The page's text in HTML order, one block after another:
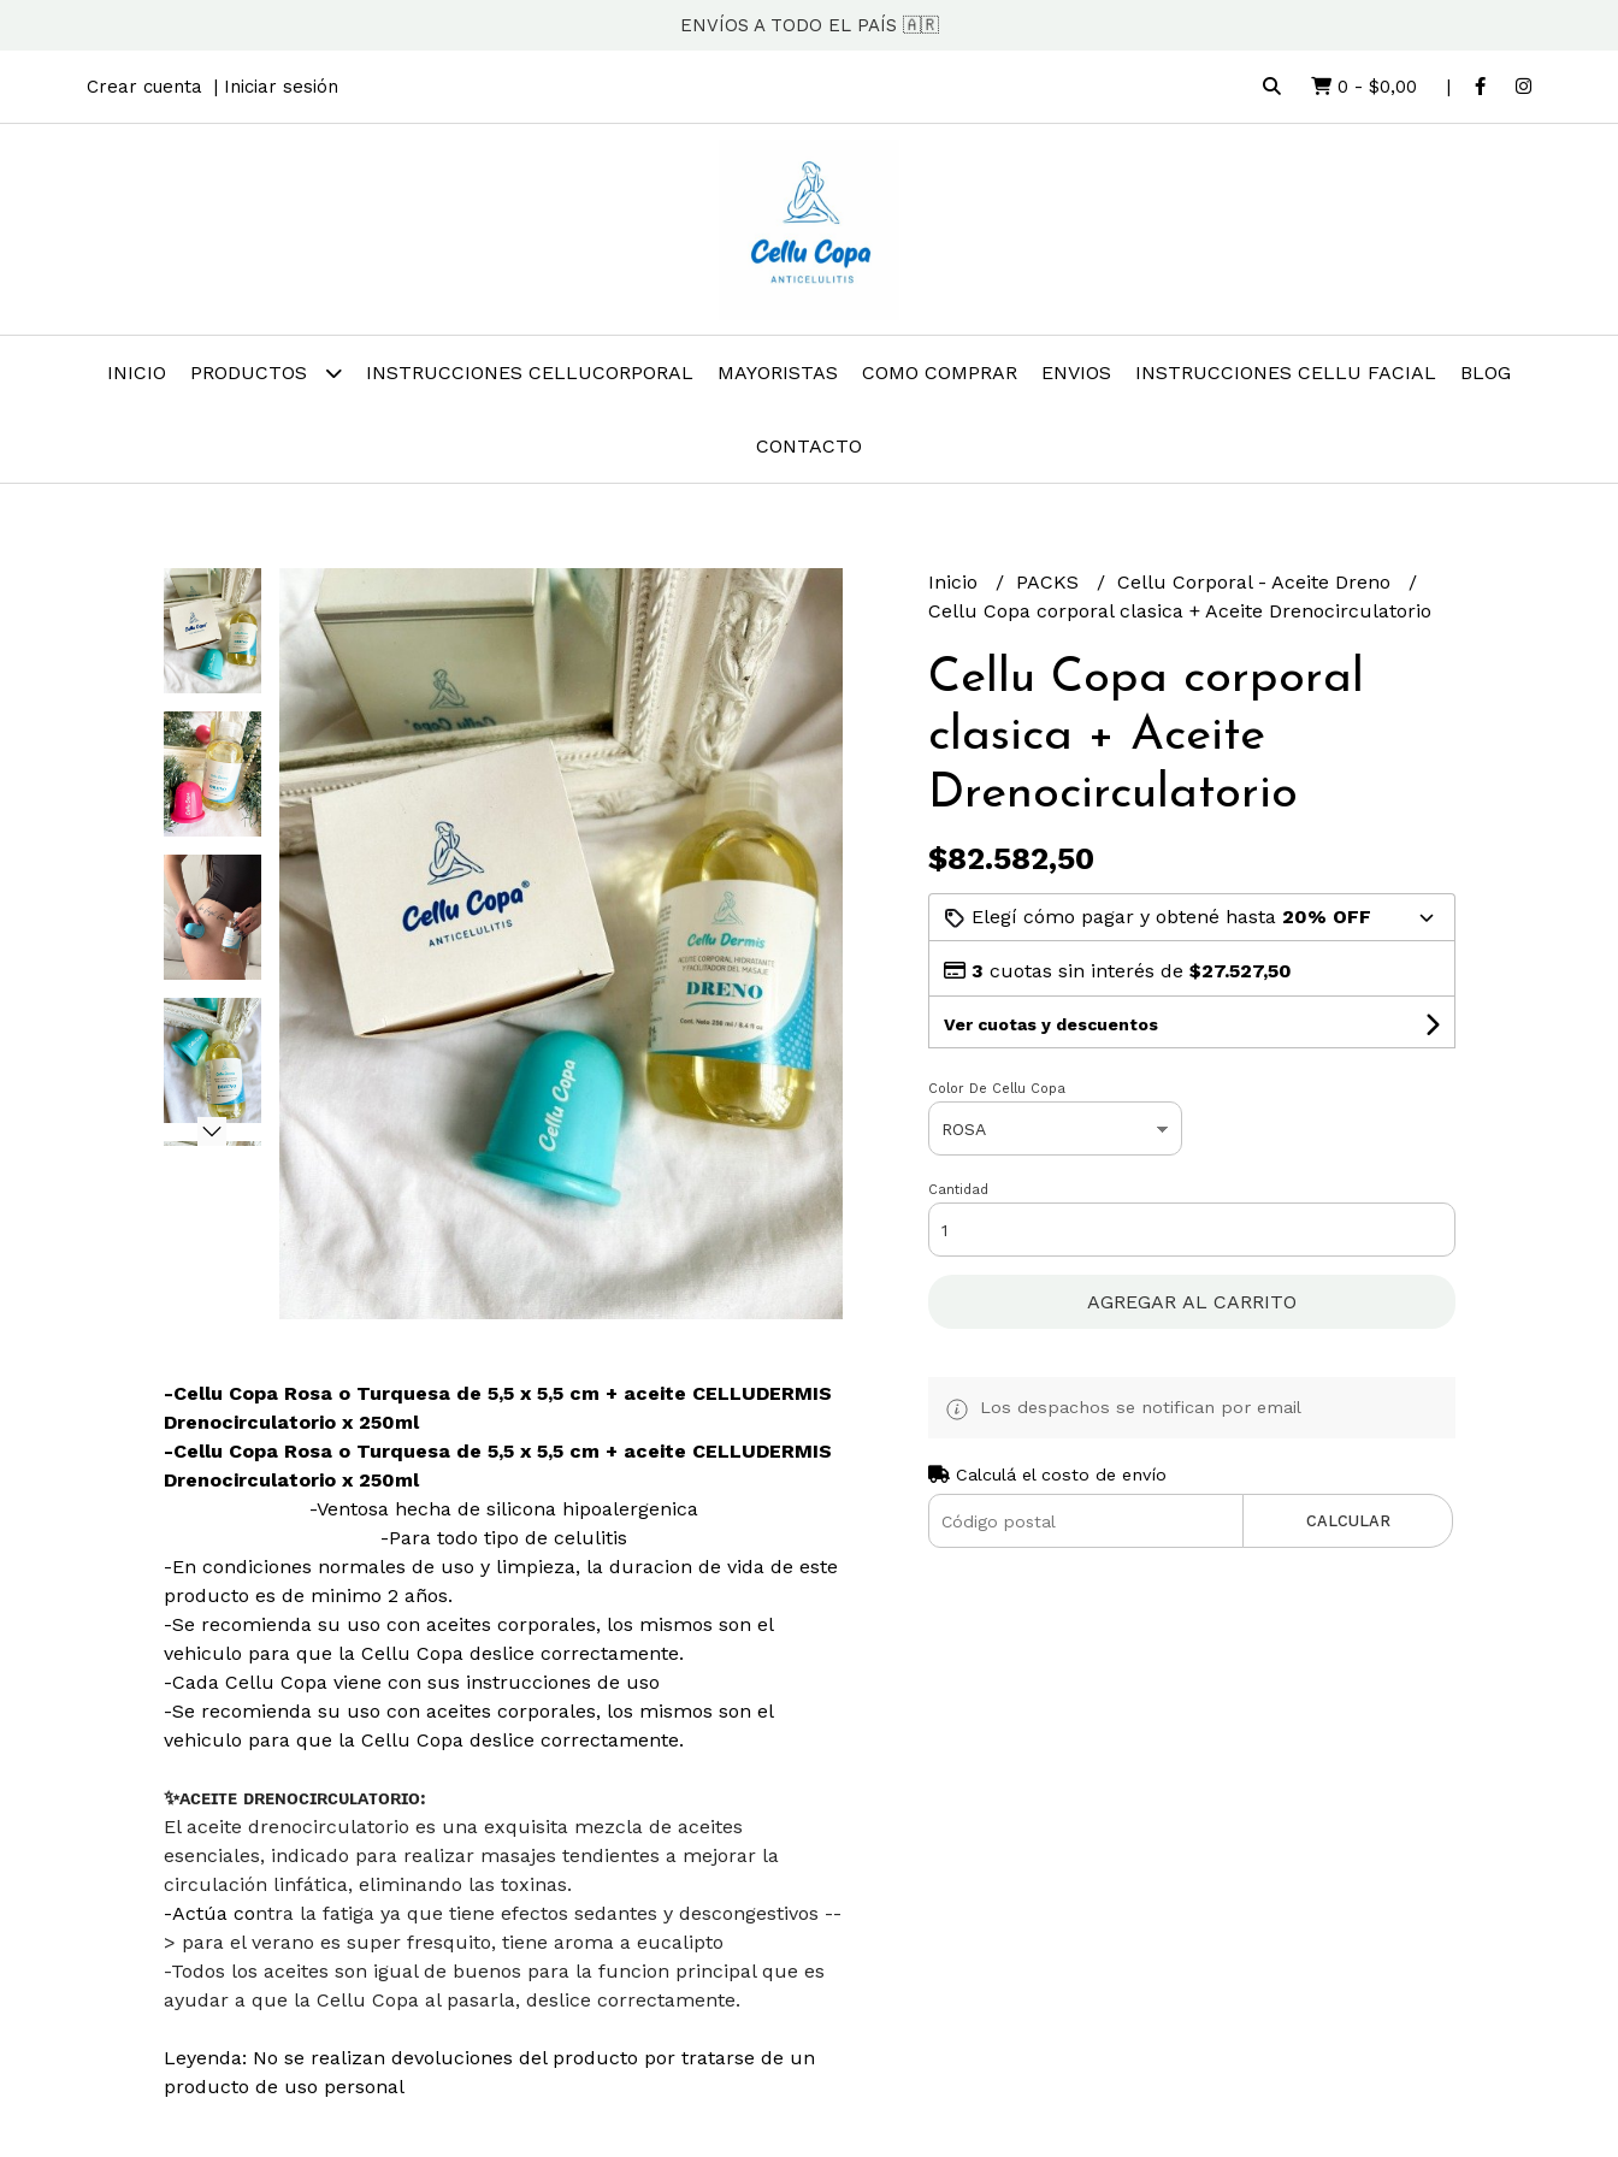
ENVÍOS A TODO EL PAÍS 🇦🇷
Crear cuenta Iniciar sesión 0 - $0,00
INICIO PRODUCTOS INSTRUCCIONES CELLUCORPORAL MAYORISTAS COMO COMPRAR ENVIOS INSTRUCCIONES CELLU FACIAL BLOG
CONTACTO
-Cellu Copa Rosa o Turquesa de 5,5 x 5,5 cm + aceite CELLUDERMIS
Drenocirculatorio x 250ml
-Cellu Copa Rosa o Turquesa de 5,5 x 5,5 cm + aceite CELLUDERMIS
Drenocirculatorio x 250ml
-Ventosa hecha de silicona hipoalergenica
-Para todo tipo de celulitis
-En condiciones normales de uso y limpieza, la duracion de vida de este
producto es de minimo 2 años.
-Se recomienda su uso con aceites corporales, los mismos son el
vehiculo para que la Cellu Copa deslice correctamente.
-Cada Cellu Copa viene con sus instrucciones de uso
-Se recomienda su uso con aceites corporales, los mismos son el
vehiculo para que la Cellu Copa deslice correctamente.
✨ᴀᴄᴇɪᴛᴇ ᴅʀᴇɴᴏᴄɪʀᴄᴜʟᴀᴛᴏʀɪᴏ:
El aceite drenocirculatorio es una exquisita mezcla de aceites
esenciales, indicado para realizar masajes tendientes a mejorar la
circulación linfática, eliminando las toxinas.
-Actúa contra la fatiga ya que tiene efectos sedantes y descongestivos --
> para el verano es super fresquito, tiene aroma a eucalipto
-Todos los aceites son igual de buenos para la funcion principal que es
ayudar a que la Cellu Copa al pasarla, deslice correctamente.
Leyenda: No se realizan devoluciones del producto por tratarse de un
producto de uso personal
Inicio PACKS
Cellu Corporal - Aceite Dreno
Cellu Copa corporal clasica + Aceite Drenocirculatorio
Cellu Copa corporal
clasica + Aceite
Drenocirculatorio
$82.582,50
Elegí cómo pagar y obtené hasta 20% OFF
3 cuotas sin interés de $27.527,50
Ver cuotas y descuentos
Color De Cellu Copa
Cantidad
AGREGAR AL CARRITO
Los despachos se notifican por email
Calculá el costo de envío
CALCULAR